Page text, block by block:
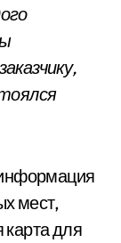
мест,
карта для